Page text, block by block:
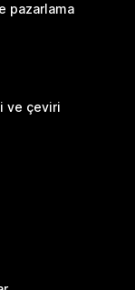
pazarlama
ve çeviri